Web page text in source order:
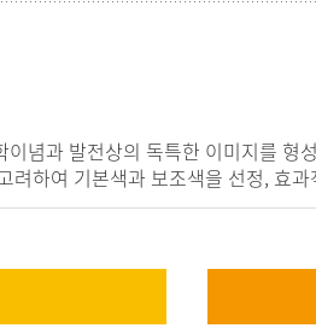
이념과 발전상의 독특한 이미지를
려하여 기본색과 보조색을 선정, 효